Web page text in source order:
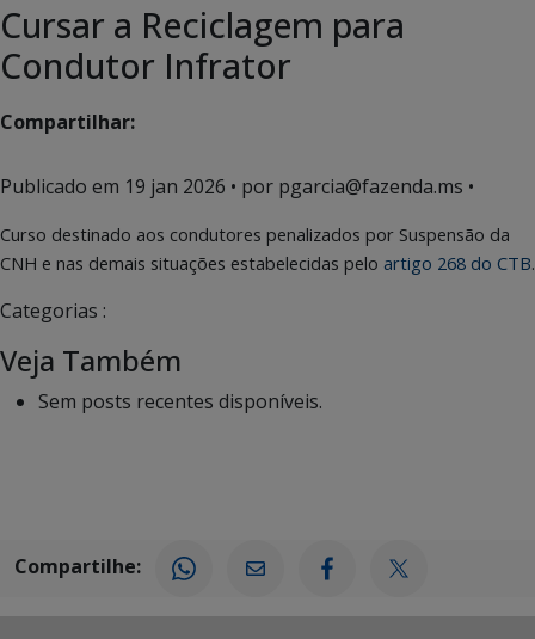
Cursar a Reciclagem para
Condutor Infrator
Compartilhar:
Publicado em 19 jan 2026 • por pgarcia@fazenda.ms •
Curso destinado aos condutores penalizados por Suspensão da
CNH e nas demais situações estabelecidas pelo artigo 268 do CTB.
Categorias :
Veja Também
Sem posts recentes disponíveis.
Compartilhe: